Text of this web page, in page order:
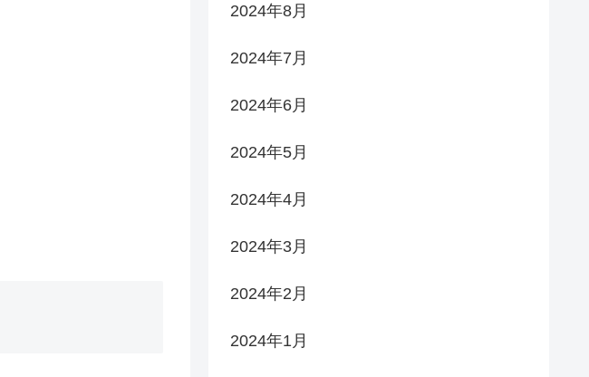
2024年8月
2024年7月
2024年6月
2024年5月
2024年4月
2024年3月
2024年2月
2024年1月